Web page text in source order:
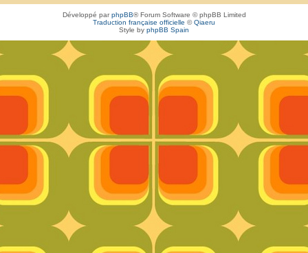
h
r
Développé parphpBB® Forum Software © phpBB Limited
Traduction française officielle ©Qiaeru
Style by phpBB Spain